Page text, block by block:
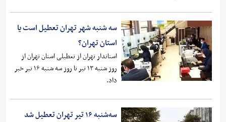
سه شنبه شهر تهران تعطیل است یا
استان تهران؟
استاندار تهران از تعطیلی استان تهران از
روز شنبه ۱۳ تیر تا روز سه شنبه ۱۶ تیر خبر
داد.
سه‌شنبه ۱۶ تیر تهران تعطیل شد